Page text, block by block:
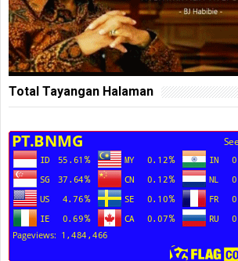
Total Tayangan Halaman